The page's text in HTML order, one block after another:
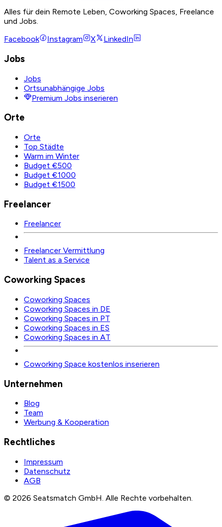
Alles für dein Remote Leben, Coworking Spaces, Freelance
und Jobs.
Facebook
Instagram X LinkedIn
Jobs
Jobs
Ortsunabhängige Jobs
Premium Jobs inserieren
Orte
Orte
Top Städte
Warm im Winter
Budget €500
Budget €1000
Budget €1500
Freelancer
Freelancer
Freelancer Vermittlung
Talent as a Service
Coworking Spaces
Coworking Spaces
Coworking Spaces in DE
Coworking Spaces in PT
Coworking Spaces in ES
Coworking Spaces in AT
Coworking Space kostenlos inserieren
Unternehmen
Blog
Team
Werbung & Kooperation
Rechtliches
Impressum
Datenschutz
AGB
© 2026 Seatsmatch GmbH. Alle Rechte vorbehalten.